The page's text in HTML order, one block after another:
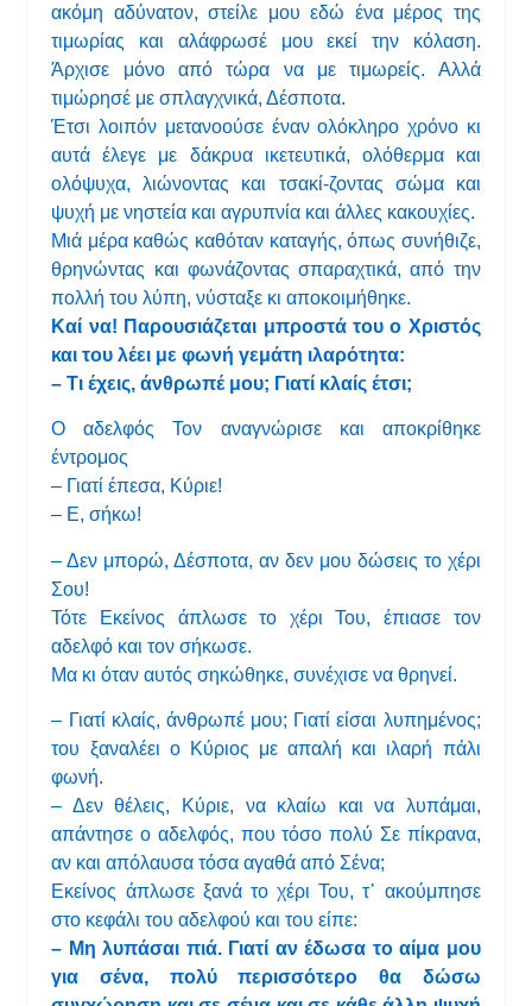
ακόμη αδύνατον, στείλε μου εδώ ένα μέρος της
τιμωρίας και αλάφρωσέ μου εκεί την κόλαση.
Άρχισε μόνο από τώρα να με τιμωρείς. Αλλά
τιμώρησέ με σπλαγχνικά, Δέσποτα.
Έτσι λοιπόν μετανοούσε έναν ολόκληρο χρόνο κι
αυτά έλεγε με δάκρυα ικετευτικά, ολόθερμα και
ολόψυχα, λιώνοντας και τσακί-ζοντας σώμα και
ψυχή με νηστεία και αγρυπνία και άλλες κακουχίες.
Μιά μέρα καθώς καθόταν καταγής, όπως συνήθιζε,
θρηνώντας και φωνάζοντας σπαραχτικά, από την
πολλή του λύπη, νύσταξε κι αποκοιμήθηκε.
Καί να! Παρουσιάζεται μπροστά του ο Χριστός
και του λέει με φωνή γεμάτη ιλαρότητα:
– Τι έχεις, άνθρωπέ μου; Γιατί κλαίς έτσι;
Ο αδελφός Τον αναγνώρισε και αποκρίθηκε
έντρομος
– Γιατί έπεσα, Κύριε!
– Ε, σήκω!
– Δεν μπορώ, Δέσποτα, αν δεν μου δώσεις το χέρι
Σου!
Τότε Εκείνος άπλωσε το χέρι Του, έπιασε τον
αδελφό και τον σήκωσε.
Μα κι όταν αυτός σηκώθηκε, συνέχισε να θρηνεί.
– Γιατί κλαίς, άνθρωπέ μου; Γιατί είσαι λυπημένος;
του ξαναλέει ο Κύριος με απαλή και ιλαρή πάλι
φωνή.
– Δεν θέλεις, Κύριε, να κλαίω και να λυπάμαι,
απάντησε ο αδελφός, που τόσο πολύ Σε πίκρανα,
αν και απόλαυσα τόσα αγαθά από Σένα;
Εκείνος άπλωσε ξανά το χέρι Του, τ᾿ ακούμπησε
στο κεφάλι του αδελφού και του είπε:
– Μη λυπάσαι πιά. Γιατί αν έδωσα το αίμα μου
για σένα, πολύ περισσότερο θα δώσω